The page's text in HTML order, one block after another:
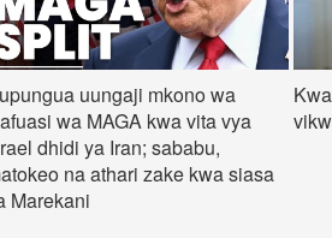
uungaji mkono wa
wa MAGA kwa vita vya
dhidi ya Iran; sababu,
na athari zake kwa siasa
Marekani